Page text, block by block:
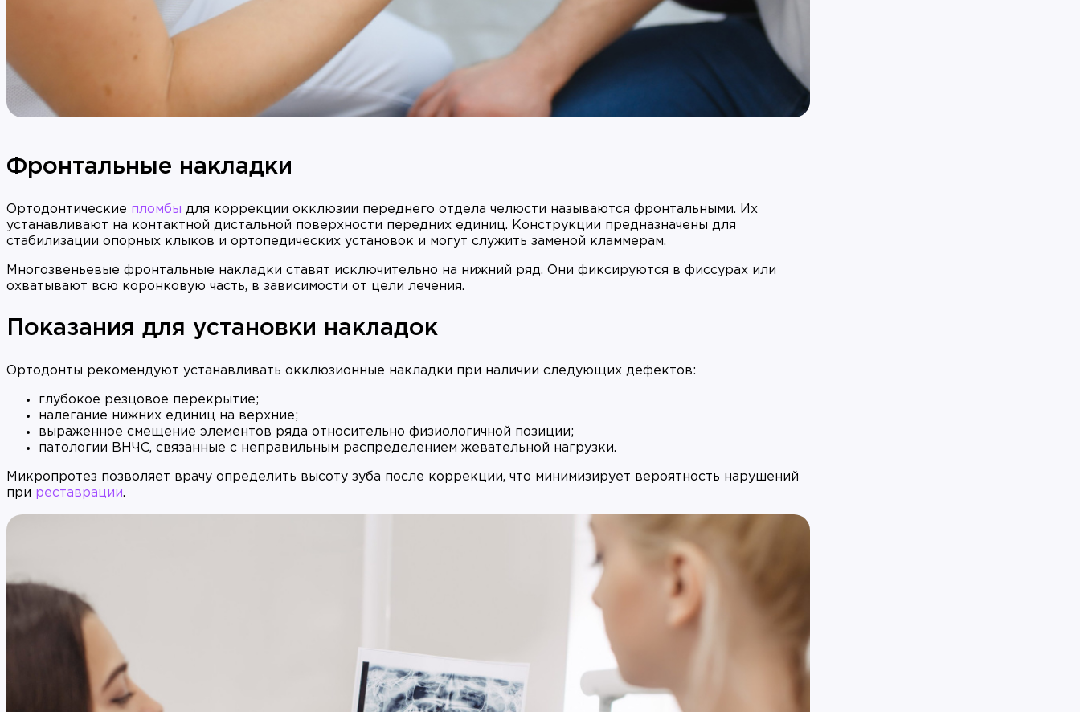
Фронтальные накладки
Ортодонтические пломбы для коррекции окклюзии переднего отдела челюсти называются фронтальными. Их
устанавливают на контактной дистальной поверхности передних единиц. Конструкции предназначены для
стабилизации опорных клыков и ортопедических установок и могут служить заменой кламмерам.
Многозвеньевые фронтальные накладки ставят исключительно на нижний ряд. Они фиксируются в фиссурах или
охватывают всю коронковую часть, в зависимости от цели лечения.
Показания для установки накладок
Ортодонты рекомендуют устанавливать окклюзионные накладки при наличии следующих дефектов:
глубокое резцовое перекрытие;
налегание нижних единиц на верхние;
выраженное смещение элементов ряда относительно физиологичной позиции;
патологии ВНЧС, связанные с неправильным распределением жевательной нагрузки.
Микропротез позволяет врачу определить высоту зуба после коррекции, что минимизирует вероятность нарушений
при реставрации.